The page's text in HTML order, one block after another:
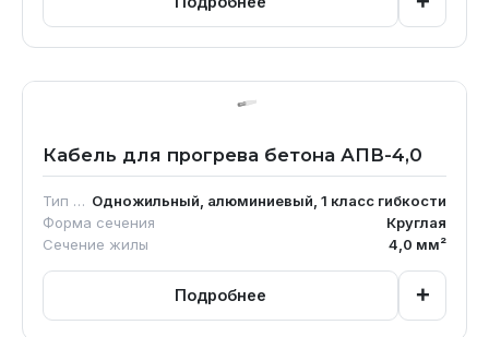
Кабель для прогрева бетона АПВ-4,0
Тип кабеля Одножильный, алюминиевый, 1 класс гибкости
Форма сечения
Круглая
Сечение жилы
4,0 мм²
Подробнее +